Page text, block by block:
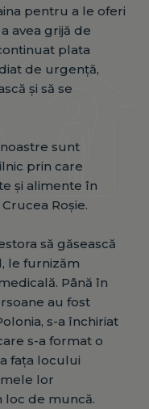
pentru a le oferi
avea grijă de
plata
de urgență,
și să se
sunt
prin care
și alimente în
Roșie.
să găsească
le furnizăm
Până în
au fost
s-a închiriat
s-a format o
fața locului
lor
loc de muncă.